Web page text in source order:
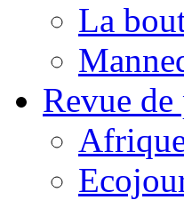
La
Revue de